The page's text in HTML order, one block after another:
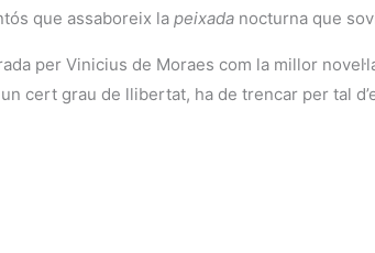
que assaboreix la peixada nocturna que
per Vinicius de Moraes com la millor
cert grau de llibertat, ha de trencar per tal